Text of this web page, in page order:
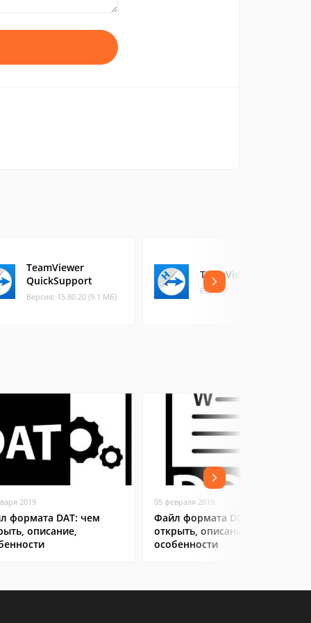
TeamViewer
QuickSupport
Версия: 15.80.20 (9.1 МБ)
TeamViewer Host
Версия: 15.80.20 (9.1 МБ)
2019
формата DAT: чем
описание,
05 февраля 2019
Файл формата DOC: чем
открыть, описание,
особенности